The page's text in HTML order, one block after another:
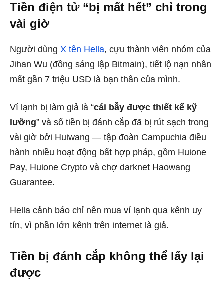
Tiền điện tử “bị mất hết” chỉ trong
vài giờ
Người dùng X tên Hella, cựu thành viên nhóm của
Jihan Wu (đồng sáng lập Bitmain), tiết lộ nạn nhân
mất gần 7 triệu USD là bạn thân của mình.
Ví lạnh bị làm giả là “cái bẫy được thiết kế kỹ
lưỡng” và số tiền bị đánh cắp đã bị rút sạch trong
vài giờ bởi Huiwang — tập đoàn Campuchia điều
hành nhiều hoạt động bất hợp pháp, gồm Huione
Pay, Huione Crypto và chợ darknet Haowang
Guarantee.
Hella cảnh báo chỉ nên mua ví lạnh qua kênh uy
tín, vì phần lớn kênh trên internet là giả.
Tiền bị đánh cắp không thể lấy lại
được